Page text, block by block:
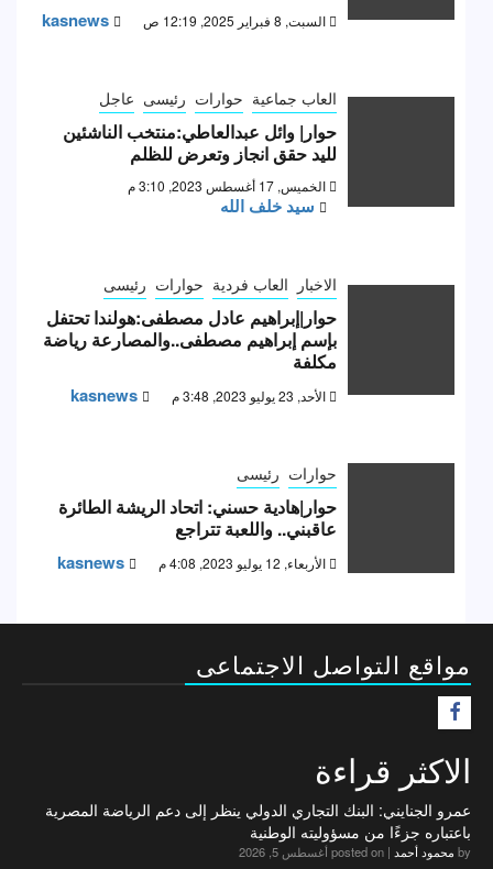
السبت, 8 فبراير 2025, 12:19 ص kasnews
العاب جماعية حوارات رئيسى عاجل
حوار| وائل عبدالعاطي:منتخب الناشئين
لليد حقق انجاز وتعرض للظلم
الخميس, 17 أغسطس 2023, 3:10 م
سيد خلف الله
الاخبار العاب فردية حوارات رئيسى
حوار|إبراهيم عادل مصطفى:هولندا تحتفل
بإسم إبراهيم مصطفى..والمصارعة رياضة
مكلفة
الأحد, 23 يوليو 2023, 3:48 م kasnews
حوارات رئيسى
حوار|هادية حسني: اتحاد الريشة الطائرة
عاقبني.. واللعبة تتراجع
الأربعاء, 12 يوليو 2023, 4:08 م kasnews
مواقع التواصل الاجتماعى
الاكثر قراءة
عمرو الجنايني: البنك التجاري الدولي ينظر إلى دعم الرياضة المصرية
باعتباره جزءًا من مسؤوليته الوطنية
by محمود أحمد | posted on أغسطس 5, 2026